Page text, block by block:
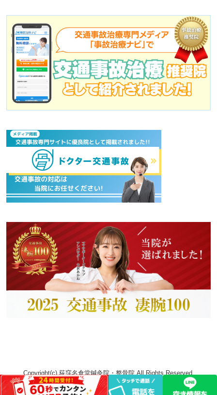
Copyright(c) 荻窪名倉堂鍼灸院・整骨院 All Rights Reserved.